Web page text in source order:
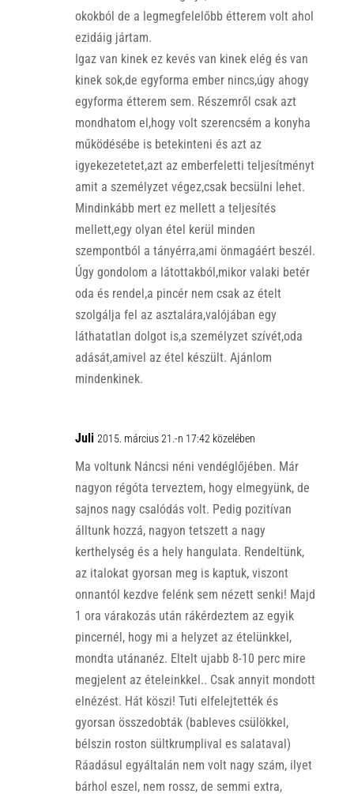
okokból de a legmegfelelőbb étterem volt ahol
ezidáig jártam.
Igaz van kinek ez kevés van kinek elég és van
kinek sok,de egyforma ember nincs,úgy ahogy
egyforma étterem sem. Részemről csak azt
mondhatom el,hogy volt szerencsém a konyha
működésébe is betekinteni és azt az
igyekezetetet,azt az emberfeletti teljesítményt
amit a személyzet végez,csak becsülni lehet.
Mindinkább mert ez mellett a teljesítés
mellett,egy olyan étel kerül minden
szempontból a tányérra,ami önmagáért beszél.
Úgy gondolom a látottakból,mikor valaki betér
oda és rendel,a pincér nem csak az ételt
szolgálja fel az asztalára,valójában egy
láthatatlan dolgot is,a személyzet szívét,oda
adását,amivel az étel készült. Ajánlom
mindenkinek.
Juli 2015. március 21.-n 17:42 közelében
Ma voltunk Náncsi néni vendéglőjében. Már
nagyon régóta terveztem, hogy elmegyünk, de
sajnos nagy csalódás volt. Pedig pozitívan
álltunk hozzá, nagyon tetszett a nagy
kerthelység és a hely hangulata. Rendeltünk,
az italokat gyorsan meg is kaptuk, viszont
onnantól kezdve felénk sem nézett senki! Majd
1 ora várakozás után rákérdeztem az egyik
pincernél, hogy mi a helyzet az ételünkkel,
mondta utánanéz. Eltelt ujabb 8-10 perc mire
megjelent az ételeinkkel.. Csak annyit mondott
elnézést. Hát köszi! Tuti elfelejtették és
gyorsan összedobták (bableves csülökkel,
bélszin roston sültkrumplival es salataval)
Ráadásul egyáltalán nem volt nagy szám, ilyet
bárhol eszel, nem rossz, de semmi extra,